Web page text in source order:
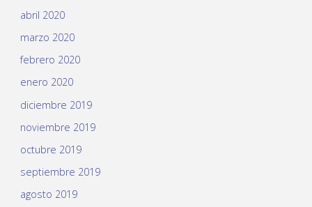
abril 2020
marzo 2020
febrero 2020
enero 2020
diciembre 2019
noviembre 2019
octubre 2019
septiembre 2019
agosto 2019